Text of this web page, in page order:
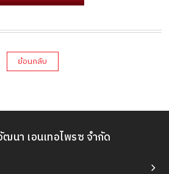
ย้อนกลับ
ฒนา เอนเทอไพรซ จำกัด